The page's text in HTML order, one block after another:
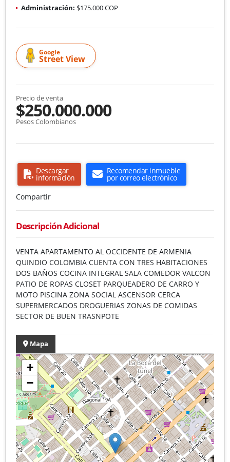
Administración: $175.000 COP
Google
Street View
Precio de venta
$250.000.000
Pesos Colombianos
Descargar
información
Recomendar inmueble
por correo electrónico
Compartir
Descripción Adicional
VENTA APARTAMENTO AL OCCIDENTE DE ARMENIA
QUINDIO COLOMBIA CUENTA CON TRES HABITACIONES
DOS BAÑOS COCINA INTEGRAL SALA COMEDOR VALCON
PATIO DE ROPAS CLOSET PARQUEADERO DE CARRO Y
MOTO PISCINA ZONA SOCIAL ASCENSOR CERCA
SUPERMERCADOS DROGUERIAS ZONAS DE COMIDAS
SECTOR DE BUEN TRASNPOTE
Mapa
+
−